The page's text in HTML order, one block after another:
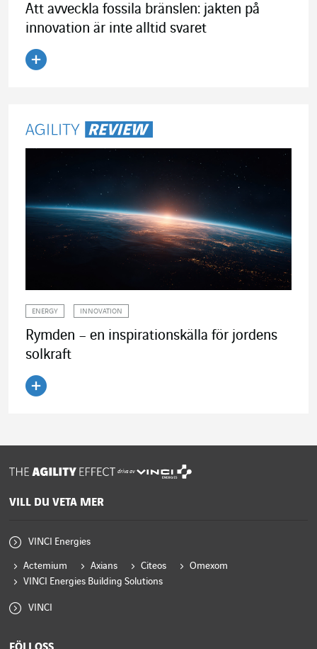
Att avveckla fossila bränslen: jakten på
innovation är inte alltid svaret
ENERGY INNOVATION
Rymden – en inspirationskälla för jordens
solkraft
drivs av
VILL DU VETA MER
VINCI Energies
Actemium Axians Citeos
Omexom
VINCI Energies Building Solutions
VINCI